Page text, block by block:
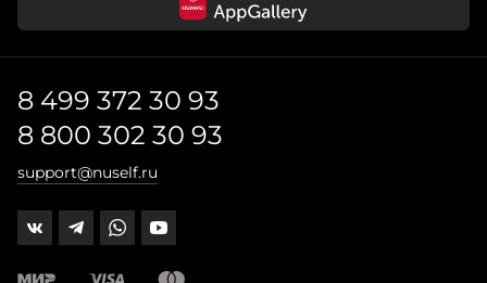
8 499 372 30 93
8 800 302 30 93
support@nuself.ru